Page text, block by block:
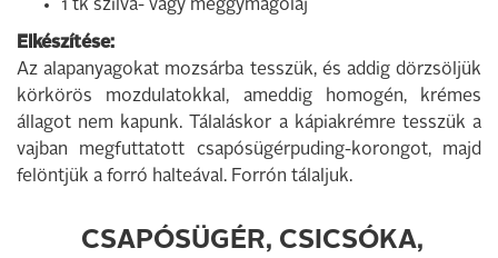
1 tk szilva- vagy meggymagolaj
Elkészítése:
Az alapanyagokat mozsárba tesszük, és addig dörzsöljük
körkörös mozdulatokkal, ameddig homogén, krémes
állagot nem kapunk. Tálaláskor a kápiakrémre tesszük a
vajban megfuttatott csapósügérpuding-korongot, majd
felöntjük a forró halteával. Forrón tálaljuk.
CSAPÓSÜGÉR, CSICSÓKA,